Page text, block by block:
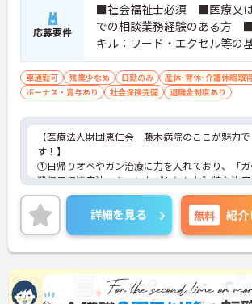
応募要件
■社会福祉士必須 ■医療又
での相談業務経験のある方
キル：ワード・エクセル等の
ができる
車通勤可 残業少なめ 日勤のみ
産休･育休･介護休暇取
ボーナス・賞与あり
社会保険完備 退職金制度あり
【医療法人財団恵仁会 藤木病院のここが魅力で
す！】
①日帰りオペやガン治療に力を入れており、「ガ
遺伝子伝達療法」をコンセプトとした独特な治
法を用い、副作用をほとんど出さずに高い効果
られる最良のガン治療と考えて実施しています！
リハビリにおいては、外来・入院・通所の3部門
通して患者様・ご利用者様が自立した生活を送
ようにサポートされています。③住宅手当や通勤
当、精勤手当など各種手当のほか、実績もある
休暇制度などが充実しており、長く働きやすい環
です。
詳細を見る 無料 紹介